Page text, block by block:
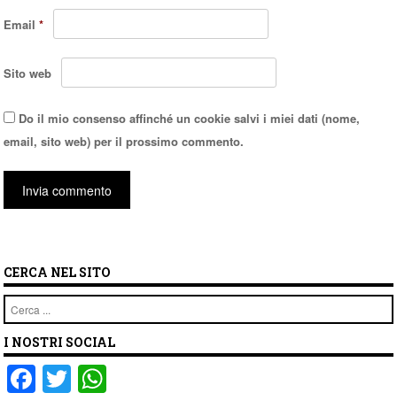
Email*
Sito web
Do il mio consenso affinché un cookie salvi i miei dati (nome,
email, sito web) per il prossimo commento.
CERCA NEL SITO
Cerca
I NOSTRI SOCIAL
F T